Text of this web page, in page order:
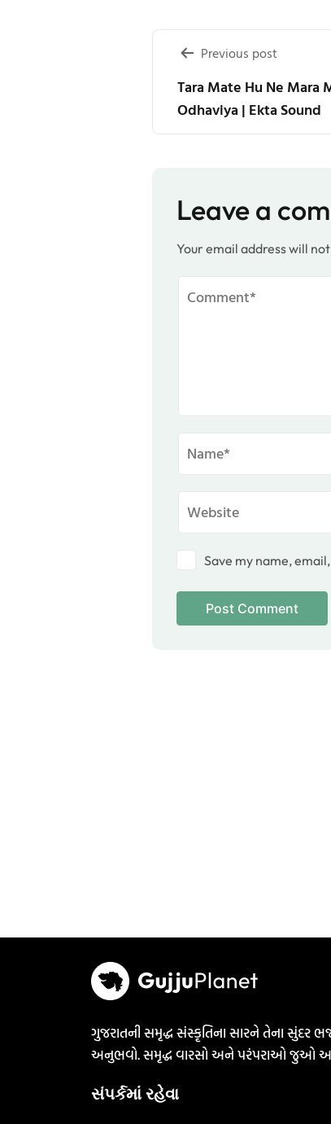
Post
navigation
Previous post
Tara Mate Hu Ne Mara
Odhaviya | Ekta Sound
Leave a
Your email address will
Save my name,
ગુજરાતની સમૃદ્ધ સંસ્કૃતિના સારને તેના સુંદર
અનુભવો. સમૃદ્ધ વારસો અને પરંપરાઓ જુઓ
સંપર્કમાં રહેવા